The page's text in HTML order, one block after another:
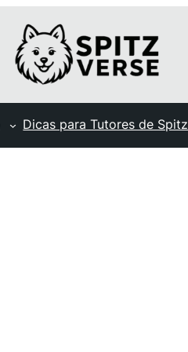
Dicas para Tutores de Spitz